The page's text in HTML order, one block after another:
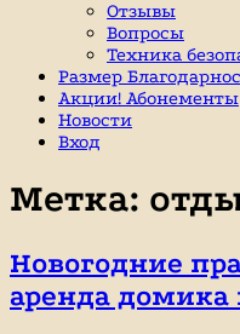
Отзывы
Вопросы
Техника
Размер
Акции! Абонементы
Новости
Вход
Метка:
Новогодние
аренда домика